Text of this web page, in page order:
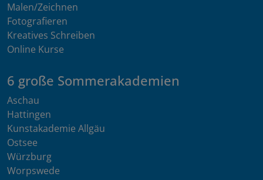
Malen/Zeichnen
Fotografieren
Kreatives Schreiben
Online Kurse
6 große Sommerakademien
Aschau
Hattingen
Kunstakademie Allgäu
Ostsee
Würzburg
Worpswede